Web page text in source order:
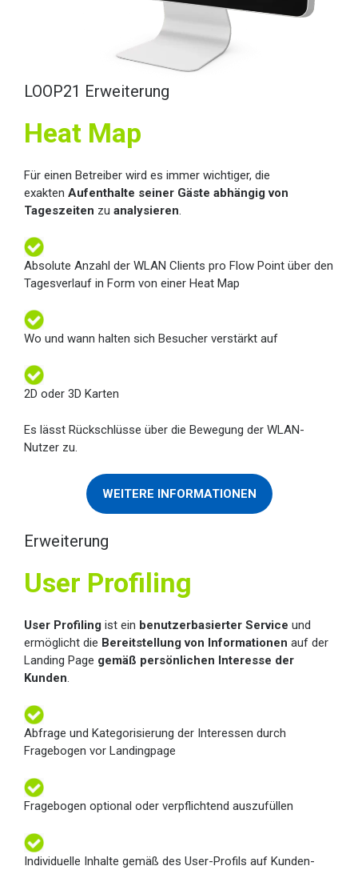
LOOP21 Erweiterung
Heat Map
Für einen Betreiber wird es immer wichtiger, die
exakten Aufenthalte seiner Gäste abhängig von
Tageszeiten zu analysieren.
Absolute Anzahl der WLAN Clients pro Flow Point über den
Tagesverlauf in Form von einer Heat Map
Wo und wann halten sich Besucher verstärkt auf
2D oder 3D Karten
Es lässt Rückschlüsse über die Bewegung der WLAN-
Nutzer zu.
WEITERE INFORMATIONEN
Erweiterung
User Profiling
User Profiling ist ein benutzerbasierter Service und
ermöglicht die Bereitstellung von Informationen auf der
Landing Page gemäß persönlichen Interesse der
Kunden.
Abfrage und Kategorisierung der Interessen durch
Fragebogen vor Landingpage
Fragebogen optional oder verpflichtend auszufüllen
Individuelle Inhalte gemäß des User-Profils auf Kunden-